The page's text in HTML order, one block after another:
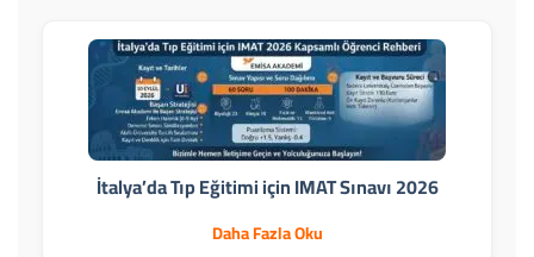
İtalya’da Tıp Eğitimi için IMAT Sınavı 2026
Daha Fazla Oku